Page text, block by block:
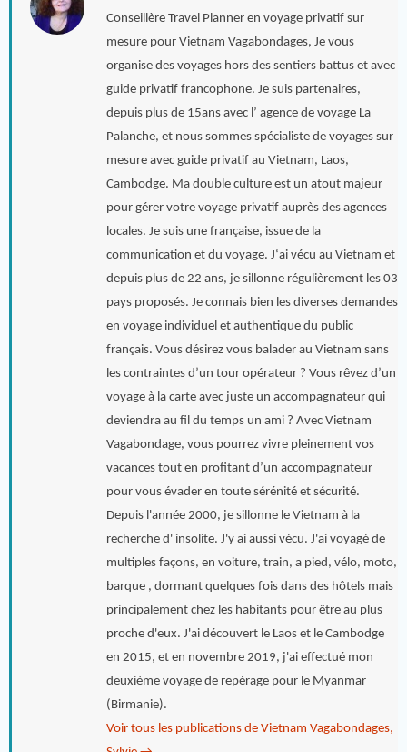
Conseillère Travel Planner en voyage privatif sur
mesure pour Vietnam Vagabondages, Je vous
organise des voyages hors des sentiers battus et avec
guide privatif francophone. Je suis partenaires,
depuis plus de 15ans avec l’ agence de voyage La
Palanche, et nous sommes spécialiste de voyages sur
mesure avec guide privatif au Vietnam, Laos,
Cambodge. Ma double culture est un atout majeur
pour gérer votre voyage privatif auprès des agences
locales. Je suis une française, issue de la
communication et du voyage. J‘ai vécu au Vietnam et
depuis plus de 22 ans, je sillonne régulièrement les 03
pays proposés. Je connais bien les diverses demandes
en voyage individuel et authentique du public
français. Vous désirez vous balader au Vietnam sans
les contraintes d’un tour opérateur ? Vous rêvez d’un
voyage à la carte avec juste un accompagnateur qui
deviendra au fil du temps un ami ? Avec Vietnam
Vagabondage, vous pourrez vivre pleinement vos
vacances tout en profitant d’un accompagnateur
pour vous évader en toute sérénité et sécurité.
Depuis l'année 2000, je sillonne le Vietnam à la
recherche d' insolite. J'y ai aussi vécu. J'ai voyagé de
multiples façons, en voiture, train, a pied, vélo, moto,
barque , dormant quelques fois dans des hôtels mais
principalement chez les habitants pour être au plus
proche d'eux. J'ai découvert le Laos et le Cambodge
en 2015, et en novembre 2019, j'ai effectué mon
deuxième voyage de repérage pour le Myanmar
(Birmanie).
Voir tous les publications de Vietnam Vagabondages,